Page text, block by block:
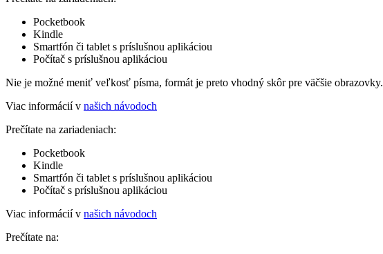
Pocketbook
Kindle
Smartfón či tablet s príslušnou aplikáciou
Počítač s príslušnou aplikáciou
Nie je možné meniť veľkosť písma, formát je preto vhodný skôr pre väčšie obrazovky.
Viac informácií v našich návodoch
Prečítate na zariadeniach:
Pocketbook
Kindle
Smartfón či tablet s príslušnou aplikáciou
Počítač s príslušnou aplikáciou
Viac informácií v našich návodoch
Prečítate na: